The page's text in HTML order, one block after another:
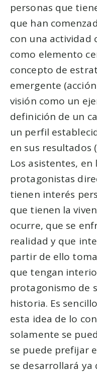
personas que
que han
con una actividad
como elemento
concepto de
emergente
visión como un
definición de un
un perfil
en sus resultados
Los asistentes,
protagonistas
tienen interés
que tienen la
ocurre, que se
realidad y que
partir de ello
que tengan
protagonismo de
historia. Es
esta idea de lo
solamente se
se puede prefijar
se desarrollará ya